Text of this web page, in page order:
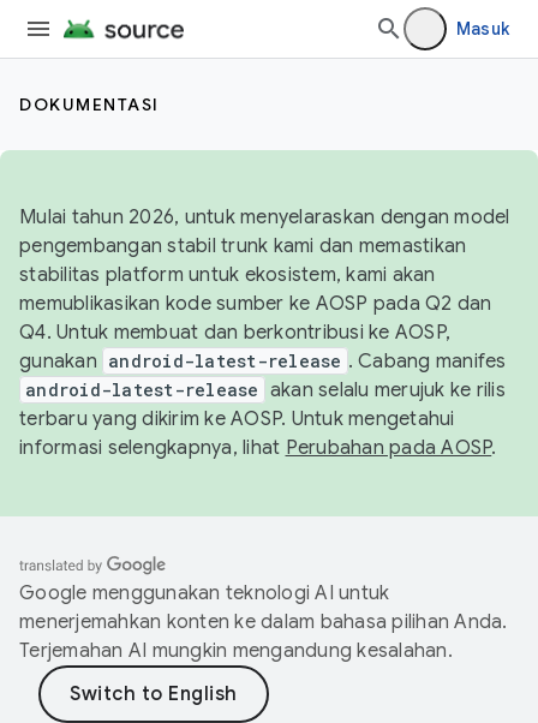
Masuk
DOKUMENTASI
Mulai tahun 2026, untuk menyelaraskan dengan model
pengembangan stabil trunk kami dan memastikan
stabilitas platform untuk ekosistem, kami akan
memublikasikan kode sumber ke AOSP pada Q2 dan
Q4. Untuk membuat dan berkontribusi ke AOSP,
gunakan android-latest-release . Cabang manifes
android-latest-release akan selalu merujuk ke rilis
terbaru yang dikirim ke AOSP. Untuk mengetahui
informasi selengkapnya, lihat Perubahan pada AOSP.
Google menggunakan teknologi AI untuk
menerjemahkan konten ke dalam bahasa pilihan Anda.
Terjemahan AI mungkin mengandung kesalahan.